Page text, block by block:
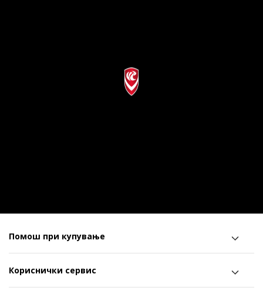
Помош при купување
Кориснички сервис